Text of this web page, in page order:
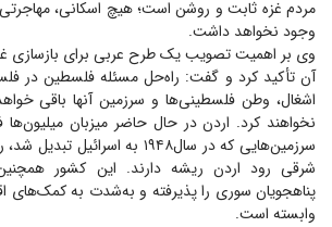
مردم غزه ثابت و روشن است؛ هیچ اسکانی،
وجود نخواهد داشت.
وی بر اهمیت تصویب یک طرح عربی برای بازسازی
آن تأکید کرد و گفت: راه‌حل مسئله فلسطین در
اشغال، وطن فلسطینی‌ها و سرزمین آنها باقی
نخواهند کرد. اردن در حال حاضر میزبان
سرزمین‌هایی که در سال۱۹۴۸ به
شرقی رود اردن ریشه دارند. این کشور
پناهجویان سوری را پذیرفته و به‌شدت به کمک‌های
وابسته است.